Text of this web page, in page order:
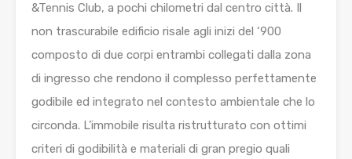
&Tennis Club, a pochi chilometri dal centro città. Il
non trascurabile edificio risale agli inizi del ‘900
composto di due corpi entrambi collegati dalla zona
di ingresso che rendono il complesso perfettamente
godibile ed integrato nel contesto ambientale che lo
circonda. L’immobile risulta ristrutturato con ottimi
criteri di godibilità e materiali di gran pregio quali